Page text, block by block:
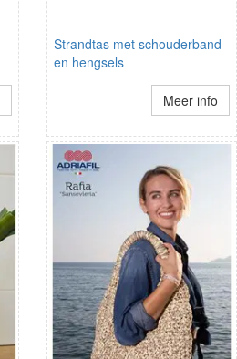
Strandtas met schouderband
en hengsels
Meer info